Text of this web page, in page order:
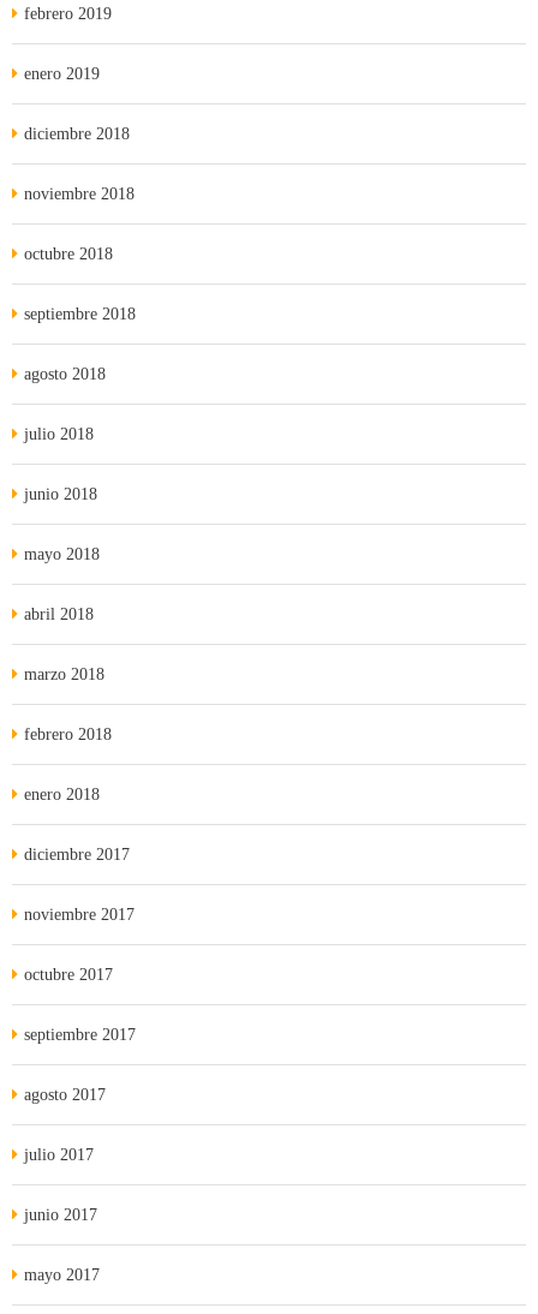
febrero 2019
enero 2019
diciembre 2018
noviembre 2018
octubre 2018
septiembre 2018
agosto 2018
julio 2018
junio 2018
mayo 2018
abril 2018
marzo 2018
febrero 2018
enero 2018
diciembre 2017
noviembre 2017
octubre 2017
septiembre 2017
agosto 2017
julio 2017
junio 2017
mayo 2017